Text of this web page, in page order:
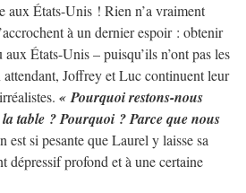
aux États-Unis ! Rien n’a vraiment
à un dernier espoir : obtenir
États-Unis – puisqu’ils n’ont pas les
Joffrey et Luc continuent leur
« Pourquoi restons-nous
table ? Pourquoi ? Parce que nous
est si pesante que Laurel y laisse sa
dépressif profond et à une certaine